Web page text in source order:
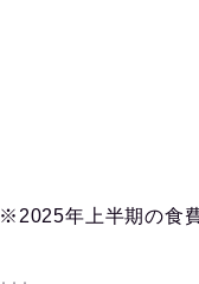
※2025年上半期の食